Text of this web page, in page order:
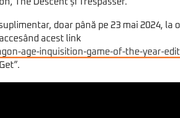
The Descent și Trespasser.
doar până pe 23 mai 2024, la
acest link
age-inquisition-game-of-the-year-